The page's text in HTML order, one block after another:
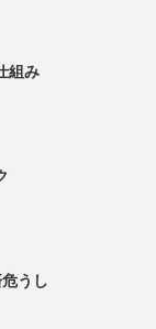
組み
うし